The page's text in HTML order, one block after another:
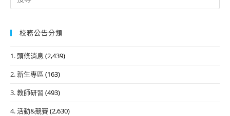
for:
校務公告分類
1. 頭條消息 (2,439)
2. 新生專區 (163)
3. 教師研習 (493)
4. 活動&競賽(2,630)